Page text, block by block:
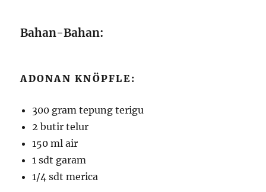
Bahan-Bahan:
ADONAN KNÖPFLE:
300 gram tepung terigu
2 butir telur
150 ml air
1 sdt garam
1/4 sdt merica